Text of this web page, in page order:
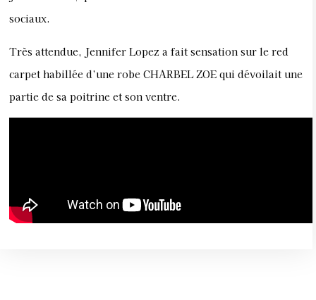
sociaux.
Très attendue, Jennifer Lopez a fait sensation sur le red
carpet habillée d’une robe CHARBEL ZOE qui dévoilait une
partie de sa poitrine et son ventre.